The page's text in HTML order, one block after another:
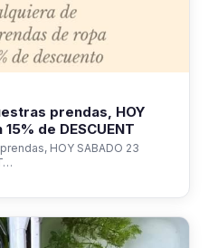
prendas, HOY
de DESCUENT
HOY SABADO 23